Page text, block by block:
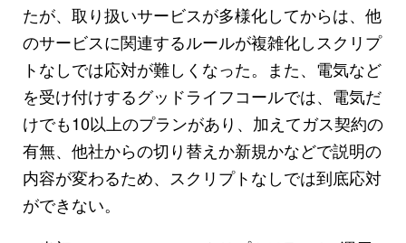
たが、取り扱いサービスが多様化してからは、他
のサービスに関連するルールが複雑化しスクリプ
トなしでは応対が難しくなった。また、電気など
を受け付けするグッドライフコールでは、電気だ
けでも10以上のプランがあり、加えてガス契約の
有無、他社からの切り替えか新規かなどで説明の
内容が変わるため、スクリプトなしでは到底応対
ができない。